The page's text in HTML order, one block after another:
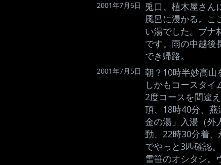
2001年7月6日 兎口、植木屋さん
風呂に浸かる。こ
い湯でした。ブナ
です。雨の中越後
でき帰路。
2001年7月5日 朝？10時半妙高
しかもコースタ
2度コースを間違
頂、18時40分、
金の湯」入湯（外
動、22時30分着
でやっと3匹確認
雪笹のオシタシ。